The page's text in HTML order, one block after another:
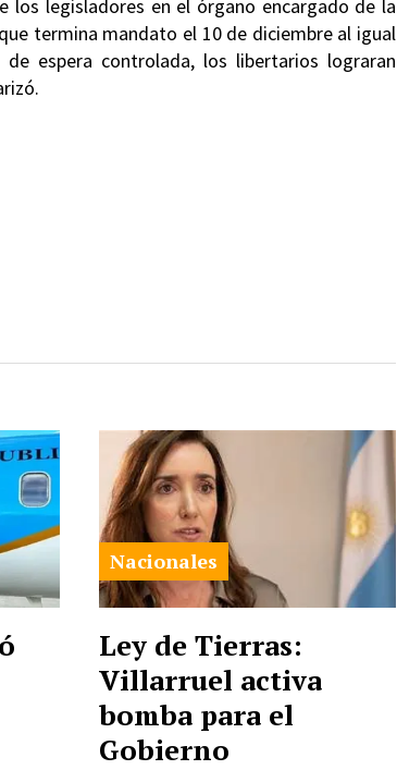
los legisladores en el órgano encargado de la
termina mandato el 10 de diciembre al igual
espera controlada, los libertarios lograran
Ley de Tierras:
Villarruel activa
bomba para el
Gobierno
Nacionales